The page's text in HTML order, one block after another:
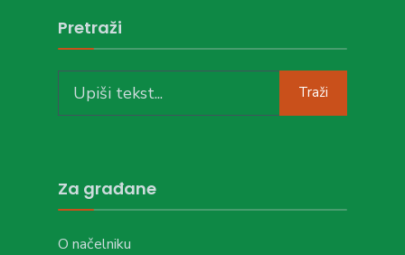
Pretraži
for:
Traži
Za građane
O načelniku